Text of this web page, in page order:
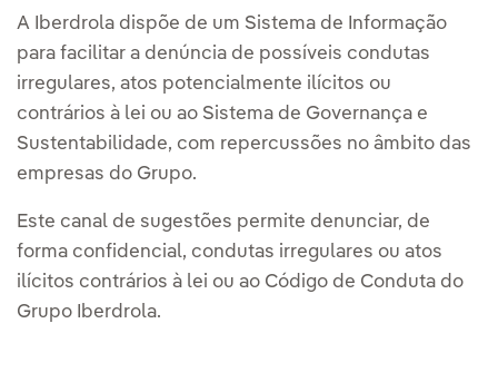
A Iberdrola dispõe de um Sistema de Informação
para facilitar a denúncia de possíveis condutas
irregulares, atos potencialmente ilícitos ou
contrários à lei ou ao Sistema de Governança e
Sustentabilidade, com repercussões no âmbito das
empresas do Grupo.
Este canal de sugestões permite denunciar, de
forma confidencial, condutas irregulares ou atos
ilícitos contrários à lei ou ao Código de Conduta do
Grupo Iberdrola.